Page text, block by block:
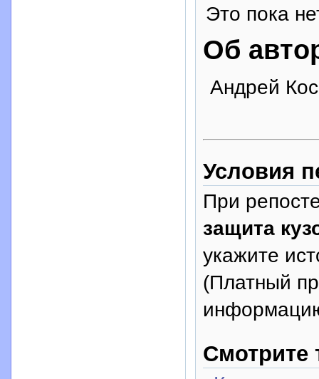
Это пока
Об
Андрей
Условия
При
защита
укажите
(Платный
Смотрите